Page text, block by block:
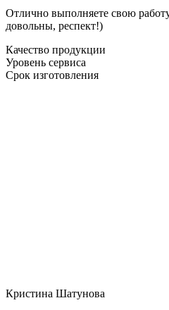
Отлично выполняете свою
довольны, респект!)
Качество продукции
Уровень сервиса
Срок изготовления
Кристина Шатунова